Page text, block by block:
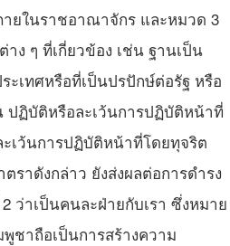
ยในราชอาณาจักร และหมวด 3
ง ๆ ที่เกี่ยวข้อง เช่น ฐานเป็น
เทศหรือที่เป็นปรปักษ์ต่อรัฐ หรือ
ปฏิบัติหรือละเว้นการปฏิบัติหน้าที่
เว้นการปฏิบัติหน้าที่โดยทุจริต
าดังกล่าว ยังส่งผลต่อการดำรง
ว่าเป็นคนละฝ่ายกับเรา ซึ่งหมาย
ชาถือเป็นการสร้างความ